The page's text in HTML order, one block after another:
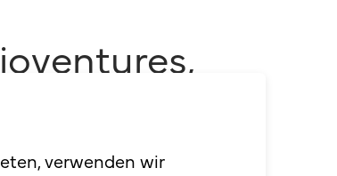
verwenden wir